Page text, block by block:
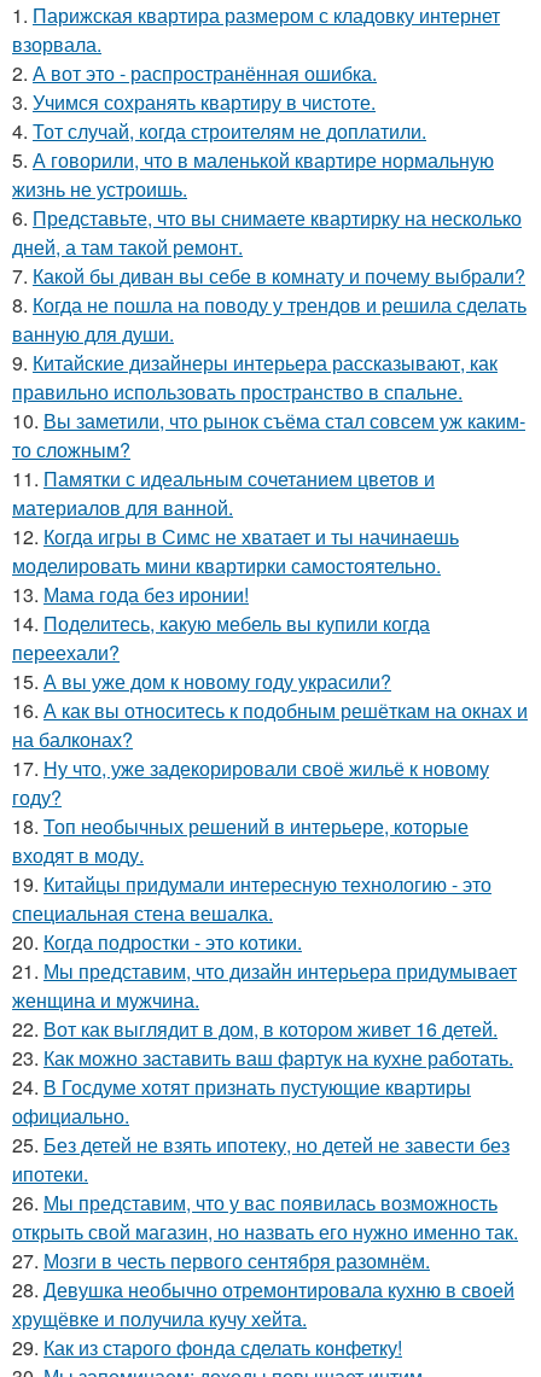
1. Парижская квартира размером с кладовку интернет
взорвала.
2. А вот это - распространённая ошибка.
3. Учимся сохранять квартиру в чистоте.
4. Тот случай, когда строителям не доплатили.
5. А говорили, что в маленькой квартире нормальную
жизнь не устроишь.
6. Представьте, что вы снимаете квартирку на несколько
дней, а там такой ремонт.
7. Какой бы диван вы себе в комнату и почему выбрали?
8. Когда не пошла на поводу у трендов и решила сделать
ванную для души.
9. Китайские дизайнеры интерьера рассказывают, как
правильно использовать пространство в спальне.
10. Вы заметили, что рынок съёма стал совсем уж каким-
то сложным?
11. Памятки с идеальным сочетанием цветов и
материалов для ванной.
12. Когда игры в Симс не хватает и ты начинаешь
моделировать мини квартирки самостоятельно.
13. Мама года без иронии!
14. Поделитесь, какую мебель вы купили когда
переехали?
15. А вы уже дом к новому году украсили?
16. А как вы относитесь к подобным решёткам на окнах и
на балконах?
17. Ну что, уже задекорировали своё жильё к новому
году?
18. Топ необычных решений в интерьере, которые
входят в моду.
19. Китайцы придумали интересную технологию - это
специальная стена вешалка.
20. Когда подростки - это котики.
21. Мы представим, что дизайн интерьера придумывает
женщина и мужчина.
22. Вот как выглядит в дом, в котором живет 16 детей.
23. Как можно заставить ваш фартук на кухне работать.
24. В Госдуме хотят признать пустующие квартиры
официально.
25. Без детей не взять ипотеку, но детей не завести без
ипотеки.
26. Мы представим, что у вас появилась возможность
открыть свой магазин, но назвать его нужно именно так.
27. Мозги в честь первого сентября разомнём.
28. Девушка необычно отремонтировала кухню в своей
хрущёвке и получила кучу хейта.
29. Как из старого фонда сделать конфетку!